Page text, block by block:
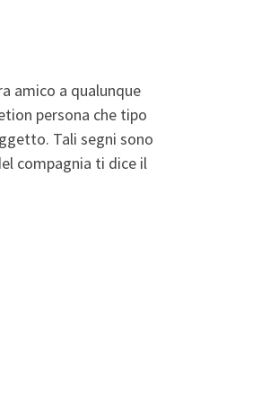
amico a qualunque
persona che tipo
Tali segni sono
compagnia ti dice il